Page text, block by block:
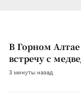
В Горном
встречу с
3 минуты назад